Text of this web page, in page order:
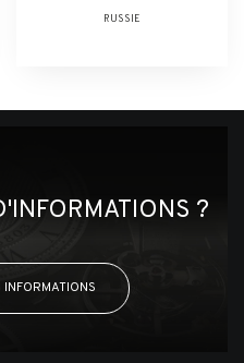
RUSSIE
?
INFORMATIONS